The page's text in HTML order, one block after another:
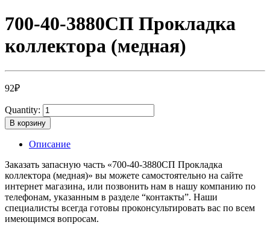
700-40-3880СП Прокладка
коллектора (медная)
92₽
Quantity:
В корзину
Описание
Заказать запасную часть «700-40-3880СП Прокладка
коллектора (медная)» вы можете самостоятельно на сайте
интернет магазина, или позвонить нам в нашу компанию по
телефонам, указанным в разделе “контакты”. Наши
специалисты всегда готовы проконсультировать вас по всем
имеющимся вопросам.